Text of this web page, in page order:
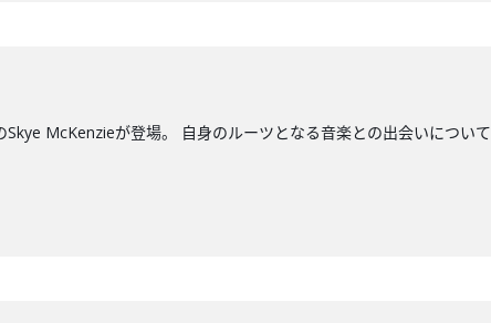
McKenzieが登場。 自身のルーツとなる音楽との出会いについ